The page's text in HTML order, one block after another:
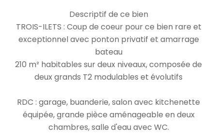
Descriptif de ce bien
TROIS-ILETS : Coup de coeur pour ce bien rare et
exceptionnel avec ponton privatif et amarrage
bateau
210 m² habitables sur deux niveaux, composée de
deux grands T2 modulables et évolutifs
RDC : garage, buanderie, salon avec kitchenette
équipée, grande pièce aménageable en deux
chambres, salle d'eau avec WC.